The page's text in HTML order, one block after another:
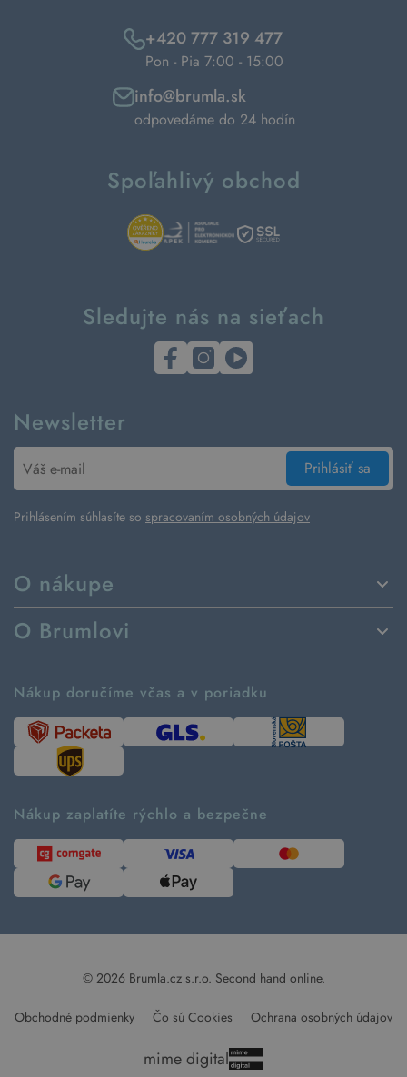
O nákupe
Spôsoby dodania a platby
Vrátenie tovaru a reklamácia
Návod ako nakupovať
Tabuľka veľkostí
Predávané značky
Kontakt
O Brumlovi
Ako tvoríme second hand
Časté otázky
Kde pomáhame
Udržateľnosť
Blog
Pre médiá
+420 777 319 477
Pon - Pia 7:00 - 15:00
info@brumla.sk
odpovedáme do 24 hodín
Spoľahlivý obchod
Sledujte nás na sieťach
Newsletter
Prihlásiť sa
Prihlásením súhlasíte so spracovaním osobných údajov
Nákup doručíme včas a v poriadku
Nákup zaplatíte rýchlo a bezpečne
© 2026 Brumla.cz s.r.o. Second hand online.
Obchodné podmienky Čo sú Cookies Ochrana osobných údajov
mime digital